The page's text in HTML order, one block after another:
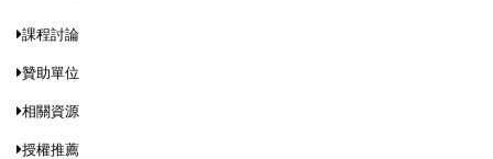
課程討論
贊助單位
相關資源
授權推薦